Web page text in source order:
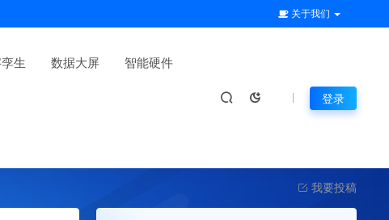
关于我们
生 数据大屏 智能硬件
登录
我要投稿